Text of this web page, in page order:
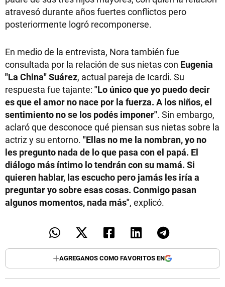
atravesó durante años fuertes conflictos pero
posteriormente logró recomponerse.
En medio de la entrevista, Nora también fue
consultada por la relación de sus nietas con Eugenia
"La China" Suárez, actual pareja de Icardi. Su
respuesta fue tajante: "Lo único que yo puedo decir
es que el amor no nace por la fuerza. A los niños, el
sentimiento no se los podés imponer". Sin embargo,
aclaró que desconoce qué piensan sus nietas sobre la
actriz y su entorno. "Ellas no me la nombran, yo no
les pregunto nada de lo que pasa con el papá. El
diálogo más íntimo lo tendrán con su mamá. Si
quieren hablar, las escucho pero jamás les iría a
preguntar yo sobre esas cosas. Conmigo pasan
algunos momentos, nada más", explicó.
AGREGANOS COMO FAVORITOS EN